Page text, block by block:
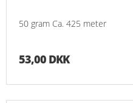
50 gram Ca. 425 meter
53,00 DKK